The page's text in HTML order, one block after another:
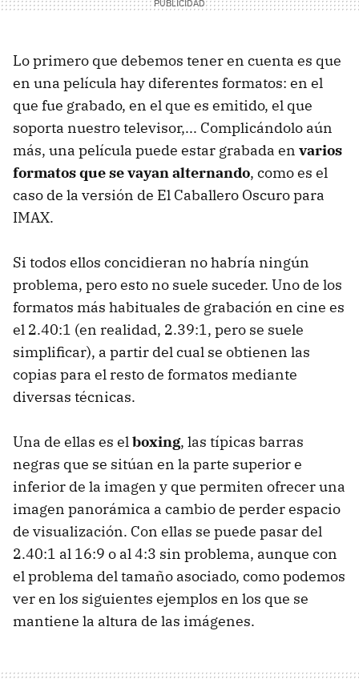
Lo primero que debemos tener en cuenta es que
en una película hay diferentes formatos: en el
que fue grabado, en el que es emitido, el que
soporta nuestro televisor,... Complicándolo aún
más, una película puede estar grabada en varios
formatos que se vayan alternando, como es el
caso de la versión de El Caballero Oscuro para
IMAX.
Si todos ellos concidieran no habría ningún
problema, pero esto no suele suceder. Uno de los
formatos más habituales de grabación en cine es
el 2.40:1 (en realidad, 2.39:1, pero se suele
simplificar), a partir del cual se obtienen las
copias para el resto de formatos mediante
diversas técnicas.
Una de ellas es elboxing, las típicas barras
negras que se sitúan en la parte superior e
inferior de la imagen y que permiten ofrecer una
imagen panorámica a cambio de perder espacio
de visualización. Con ellas se puede pasar del
2.40:1 al 16:9 o al 4:3 sin problema, aunque con
el problema del tamaño asociado, como podemos
ver en los siguientes ejemplos en los que se
mantiene la altura de las imágenes.